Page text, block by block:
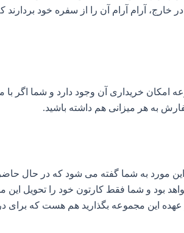
آرام آرام آن را از سفره خود
امکان خریداری آن وجود دارد و شما اگر
به هر میزانی هم داشته باشید.
به شما گفته می شود که در حال حاضر که در
و شما فقط کارتون خود را تحویل این
این مجموعه بگذارید هم هست که برای